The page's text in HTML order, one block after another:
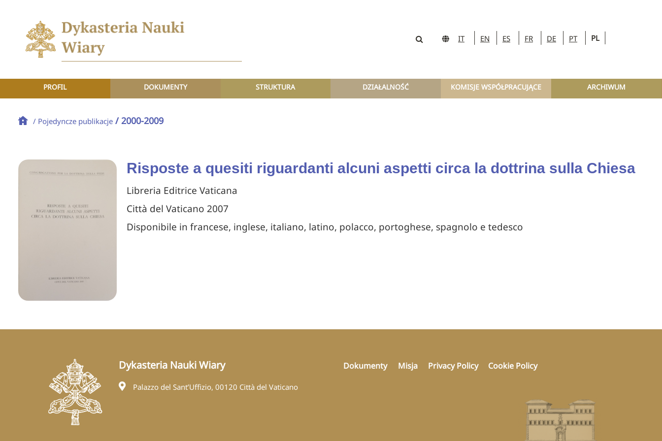
IT EN ES FR DE PT PL
PROFIL DOKUMENTY STRUKTURA DZIAŁALNOŚĆ KOMISJE WSPÓŁPRACUJĄCE ARCHIWUM
/ Pojedyncze publikacje / 2000-2009
Risposte a quesiti riguardanti alcuni aspetti circa la dottrina sulla Chiesa
Libreria Editrice Vaticana
Città del Vaticano 2007
Disponibile in francese, inglese, italiano, latino, polacco, portoghese, spagnolo e tedesco
Dykasteria Nauki Wiary
Palazzo del Sant’Uffizio, 00120 Città del Vaticano
Dokumenty Misja Privacy Policy Cookie Policy